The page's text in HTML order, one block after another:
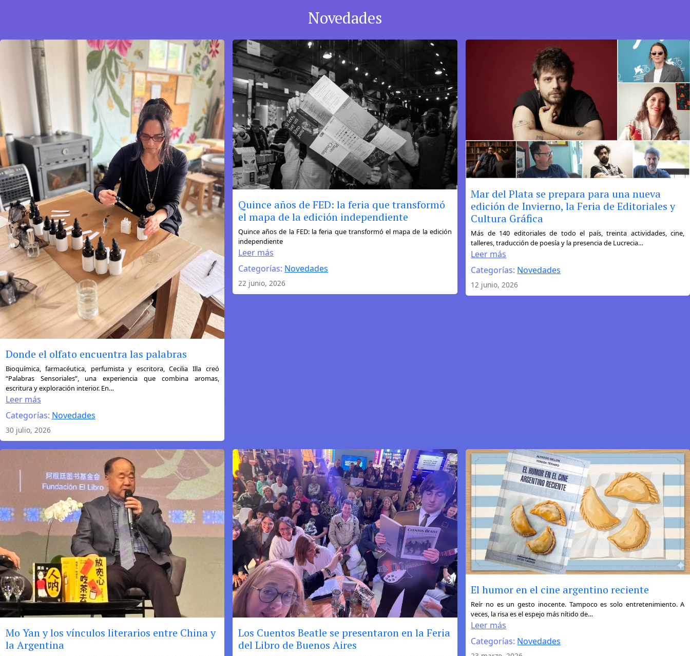
Novedades
Donde el olfato encuentra las palabras
Bioquímica, farmacéutica, perfumista y escritora, Cecilia Illa creó
“Palabras Sensoriales”, una experiencia que combina aromas,
escritura y exploración interior. En…
Leer más
:
Donde
el
olfato
encuentra
las
palabras
Categorías: Novedades
30 julio, 2026
Quince años de FED: la feria que transformó
el mapa de la edición independiente
Quince años de la FED: la feria que transformó el mapa de la edición
independiente
Leer más
:
Quince
años
de
FED:
la
Categorías: Novedades
22 junio, 2026
Mar del Plata se prepara para una nueva
edición de Invierno, la Feria de Editoriales y
Cultura Gráfica
Más de 140 editoriales de todo el país, treinta actividades, cine,
talleres, traducción de poesía y la presencia de Lucrecia…
Leer más
:
Mar
del
Plata
se
prepara
Gráfica
Categorías: Novedades
12 junio, 2026
Mo Yan y los vínculos literarios entre China y
la Argentina
Los Cuentos Beatle se presentaron en la Feria
del Libro de Buenos Aires
El humor en el cine argentino reciente
Reír no es un gesto inocente. Tampoco es solo entretenimiento. A
veces, la risa es el espejo más nítido de…
Leer más
:
El
humor
en
Categorías: Novedades